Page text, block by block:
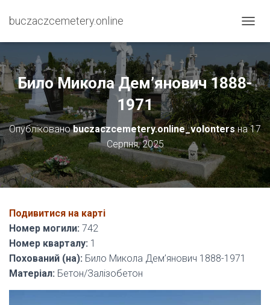
buczaczcemetery.online
Е
Е
М
К
Н
У
Т
И
А
В
І
Г
Било Микола Дем’янович 1888-
1971
Опублікованоbuczaczcemetery.online_volontersна17
Серпня, 2025
Подивитися на карті
Номер могили: 742
Номер кварталу: 1
Похований (на): Било Микола Дем’янович 1888-1971
Матеріал: Бетон/Залізобетон